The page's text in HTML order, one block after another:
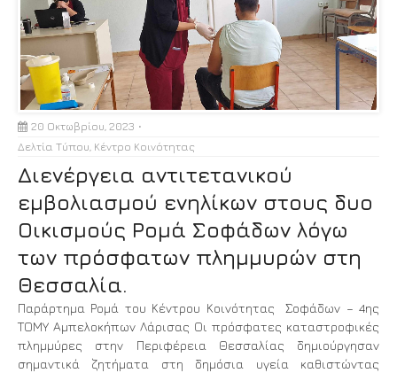
20 Οκτωβρίου, 2023
Δελτία Τύπου Κέντρο Κοινότητας
Διενέργεια αντιτετανικού
εμβολιασμού ενηλίκων στους δυο
Οικισμούς Ρομά Σοφάδων λόγω
των πρόσφατων πλημμυρών στη
Θεσσαλία.
Παράρτημα Ρομά του Κέντρου Κοινότητας Σοφάδων – 4ης
ΤΟΜΥ Αμπελοκήπων Λάρισας Οι πρόσφατες καταστροφικές
πλημμύρες στην Περιφέρεια Θεσσαλίας δημιούργησαν
σημαντικά ζητήματα στη δημόσια υγεία καθιστώντας